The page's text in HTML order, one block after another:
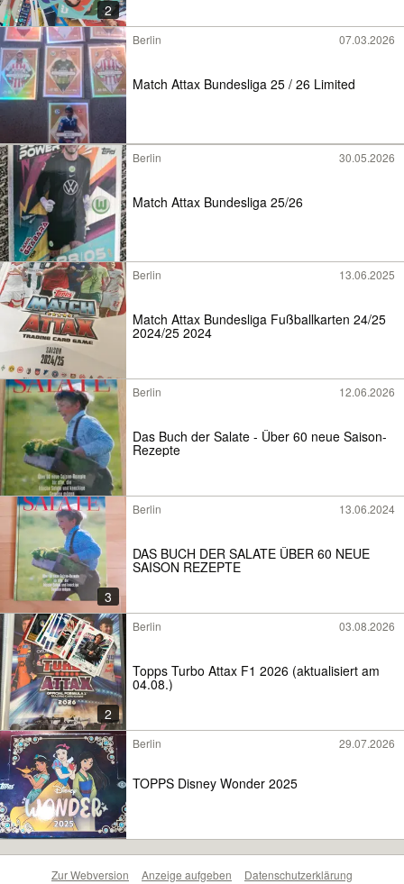
2
Berlin 07.03.2026
Match Attax Bundesliga 25 / 26 Limited
Berlin 30.05.2026
Match Attax Bundesliga 25/26
Berlin 13.06.2025
Match Attax Bundesliga Fußballkarten 24/25
2024/25 2024
Berlin 12.06.2026
Das Buch der Salate - Über 60 neue Saison-
Rezepte
3
Berlin 13.06.2024
DAS BUCH DER SALATE ÜBER 60 NEUE
SAISON REZEPTE
2
Berlin 03.08.2026
Topps Turbo Attax F1 2026 (aktualisiert am
04.08.)
Berlin 29.07.2026
TOPPS Disney Wonder 2025
Zur Webversion Anzeige aufgeben Datenschutzerklärung